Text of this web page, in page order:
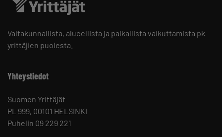
Valtakunnallista, alueellista ja paikallista vaikuttamista pk-
yrittäjien puolesta.
Yhteystiedot
Suomen Yrittäjät
PL 999, 00101 HELSINKI
Puhelin 09 229 221